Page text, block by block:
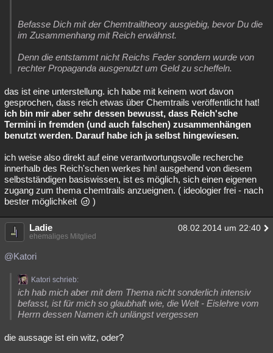
Befasse Dich mit der Chemtrailtheory ausgiebig, bevor Du die
im Zusammenhang mit Reich erwähnst.
Denn die entstammt nicht Reichs Feder sondern wurde von
rechter Propaganda ausgenutzt um Geld zu scheffeln.
das ist eine unterstellung. ich habe mit keinem wort davon
gesprochen, dass reich etwas über Chemtrails veröffentlicht hat!
ich bin mir aber sehr dessen bewusst, dass Reich'sche
Termini in fremden (und auch falschen) zusammenhängen
benutzt werden. Darauf habe ich ja selbst hingewiesen.
ich weise also direkt auf eine verantwortungsvolle recherche
innerhalb des Reich'schen werkes hin! ausgehend von diesem
selbstständigen basiswissen, ist es möglich, sich einen eigenen
zugang zum thema chemtrails anzueignen. ( ideologier frei - nach
bester möglichkeit
)
Ladie 08.02.2014 um 22:40
ehemaliges Mitglied
@Katori
Katori schrieb:
ich hab mich aber mit dem Thema nicht sonderlich intensiv
befasst, ist für mich so glaubhaft wie, die Welt - Eislehre vom
Herrn dessen Namen ich unlängst vergessen
die aussage ist ein witz, oder?